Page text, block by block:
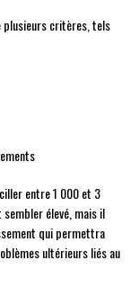
plusieurs critères, tels
entre 1 000 et 3
élevé, mais il
qui permettra
ultérieurs liés au